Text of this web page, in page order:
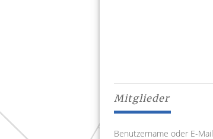
Mitglieder
Benutzername oder E-Mail